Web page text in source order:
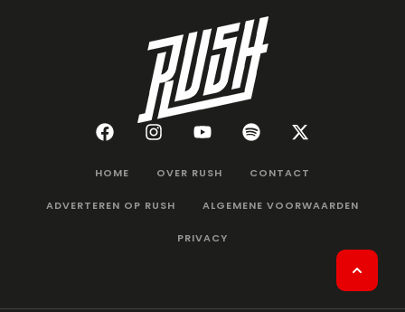
HOME OVER RUSH CONTACT
ADVERTEREN OP RUSH ALGEMENE VOORWAARDEN
PRIVACY